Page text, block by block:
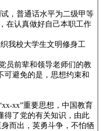
，普通话水平为二级甲等
认真做好自己本职工作
我校大学生文明修身工
前辈和领导老师们的教
可避免的是，思想约束和
xx”重要思想，中国教育
得了党的有关知识，由此
而出，英勇斗争，不怕牺